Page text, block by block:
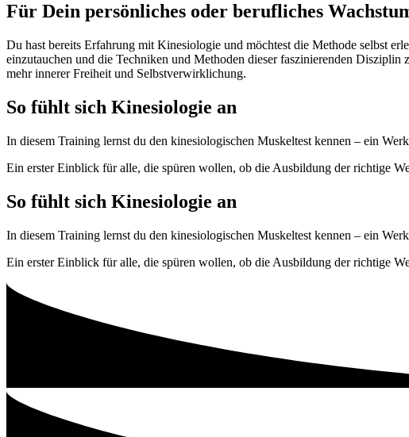
Für Dein persönliches oder berufliches
Du hast bereits Erfahrung mit Kinesiologie und möchtest die Methode selbst
einzutauchen und die Techniken und Methoden dieser faszinierenden
mehr innerer Freiheit und Selbstverwirklichung.
So fühlt sich Kinesiologie an
In diesem Training lernst du den kinesiologischen Muskeltest kennen – ein
Ein erster Einblick für alle, die spüren wollen, ob die Ausbildung der richtige
So fühlt sich Kinesiologie an
In diesem Training lernst du den kinesiologischen Muskeltest kennen – ein
Ein erster Einblick für alle, die spüren wollen, ob die Ausbildung der richtige